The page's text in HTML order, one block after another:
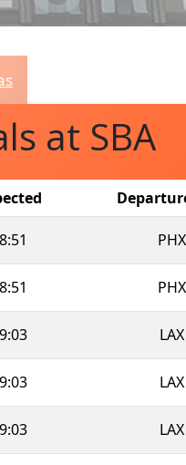
at SBA
PHX
PHX
LAX
LAX
LAX